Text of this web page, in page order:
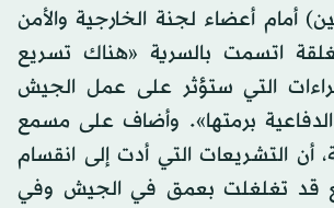
أمام أعضاء لجنة الخارجية والأمن
اتسمت بالسرية «هناك تسريع
التي ستؤثر على عمل الجيش
برمتها». وأضاف على مسمع
أن التشريعات التي أدت إلى انقسام
قد تغلغلت بعمق في الجيش وفي